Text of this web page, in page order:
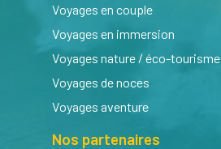
Voyages en couple
Voyages en immersion
Voyages nature / éco-tourisme
Voyages de noces
Voyages aventure
Nos partenaires